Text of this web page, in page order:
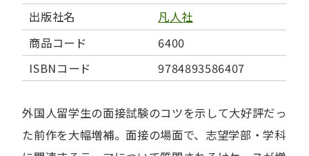
出版社名
凡人社
商品コード
6400
ISBNコード
9784893586407
外国人留学生の面接試験のコツを示して大好評だっ
た前作を大幅増補。面接の場面で、志望学部・学科